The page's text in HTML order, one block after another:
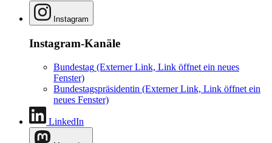
Instagram
Instagram-Kanäle
Bundestag (Externer Link, Link öffnet ein neues
Fenster)
Bundestagspräsidentin (Externer Link, Link öffnet ein
neues Fenster)
LinkedIn